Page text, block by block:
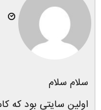
سلام سلام
اولین سایتی بود که